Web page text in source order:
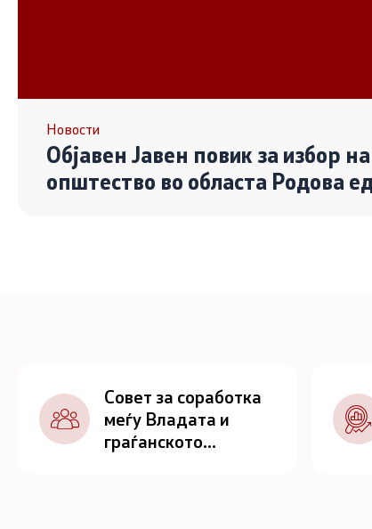
Линкови
Изјава за пристапност
Новости
Објавен Јавен повик за избор
општество во областа Родова
Совет за соработка
меѓу Владата и
граѓанското